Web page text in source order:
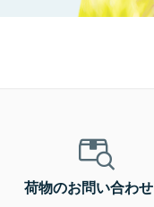
荷物のお問い合わせ